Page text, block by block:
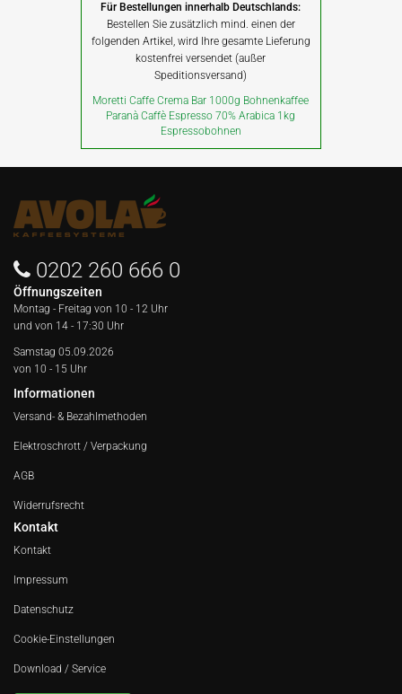
Für Bestellungen innerhalb Deutschlands:
Bestellen Sie zusätzlich mind. einen der
folgenden Artikel, wird Ihre gesamte Lieferung
kostenfrei versendet (außer
Speditionsversand)
Moretti Caffe Crema Bar 1000g Bohnenkaffee
Paranà Caffè Espresso 70% Arabica 1kg
Espressobohnen
0202 260 666 0
Öffnungszeiten
Montag - Freitag von 10 - 12 Uhr
und von 14 - 17:30 Uhr
Samstag 05.09.2026
von 10 - 15 Uhr
Informationen
Versand- & Bezahlmethoden
Elektroschrott / Verpackung
AGB
Widerrufsrecht
Kontakt
Kontakt
Impressum
Datenschutz
Cookie-Einstellungen
Download / Service